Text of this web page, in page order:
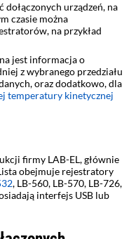
urządzeń, na
czasie można
na przykład
jest informacja o
z wybranego przedziału
oraz dodatkowo, dla
temperatury kinetycznej
firmy LAB-EL, głównie
obejmuje rejestratory
, LB-560, LB-570, LB-726,
interfejs USB lub